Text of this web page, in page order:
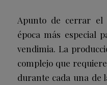
Apunto de cerrar el
época más especial
vendimia. La
complejo que
durante cada una de